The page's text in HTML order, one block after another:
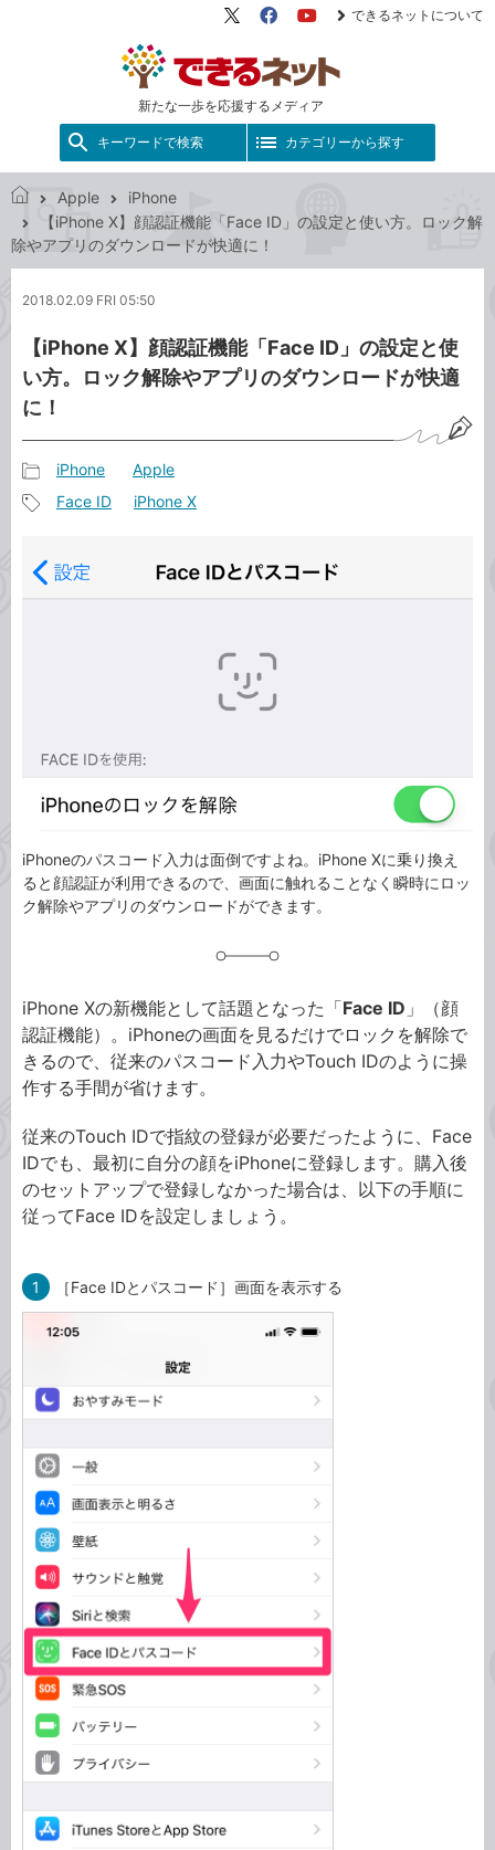
新たな一歩を応援するメディア
X（旧
FacebookYouTube
できるネットについて
キーワードで検索 カテゴリーから探す
き
ッ
Apple
iPhone
【iPhone X】顔認証機能「Face ID」の設定と使い方。ロック解
除やアプリのダウンロードが快適に！
2018.02.09 FRI 05:50
【iPhone X】顔認証機能「Face ID」の設定と使
い方。ロック解除やアプリのダウンロードが快適
に！
事
テ
iPhone Apple
タ
Face ID iPhone X
iPhoneのパスコード入力は面倒ですよね。iPhone Xに乗り換え
ると顔認証が利用できるので、画面に触れることなく瞬時にロッ
ク解除やアプリのダウンロードができます。
iPhone Xの新機能として話題となった「Face ID 」（顔
認証機能）。iPhoneの画面を見るだけでロックを解除で
きるので、従来のパスコード入力やTouch IDのように操
作する手間が省けます。
従来のTouch IDで指紋の登録が必要だったように、Face
IDでも、最初に自分の顔をiPhoneに登録します。購入後
のセットアップで登録しなかった場合は、以下の手順に
従ってFace IDを設定しましょう。
1 ［Face IDとパスコード］画面を表示する